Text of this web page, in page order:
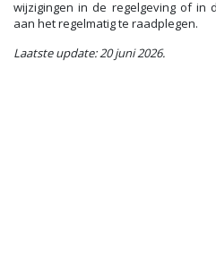
wijzigingen in de regelgeving of in
aan het regelmatig te raadplegen.
Laatste update: 20 juni 2026.